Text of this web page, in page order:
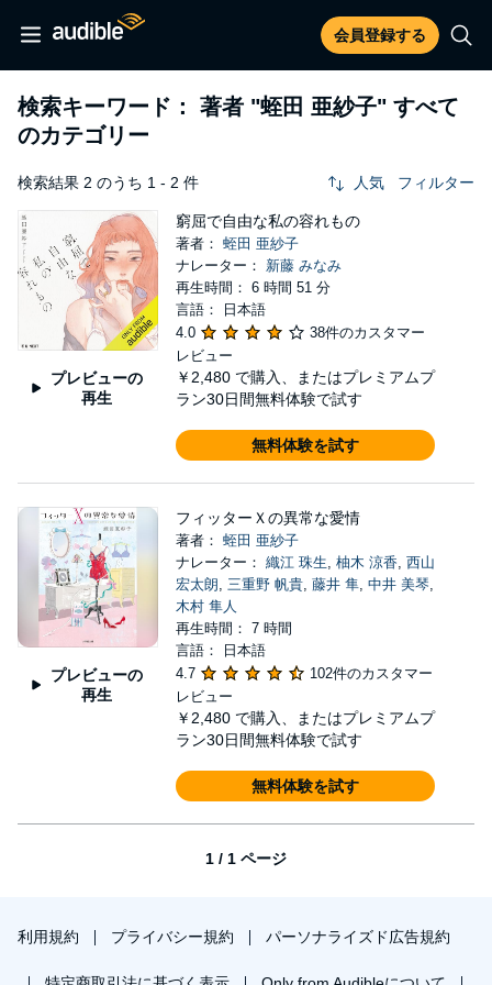
会員登録する
検索キーワード： 著者 "蛭田 亜紗子" すべて
のカテゴリー
検索結果 2 のうち 1 - 2 件 人気 フィルター
プレビューの
再生
窮屈で自由な私の容れもの
著者： 蛭田 亜紗子
ナレーター： 新藤 みなみ
再生時間： 6 時間 51 分
言語： 日本語
4.0
38件のカスタマー
レビュー
￥2,480 で購入、またはプレミアムプ
ラン30日間無料体験で試す
無料体験を試す
プレビューの
再生
フィッターＸの異常な愛情
著者： 蛭田 亜紗子
ナレーター： 織江 珠生, 柚木 涼香, 西山
宏太朗, 三重野 帆貴, 藤井 隼, 中井 美琴,
木村 隼人
再生時間： 7 時間
言語： 日本語
4.7
102件のカスタマー
レビュー
￥2,480 で購入、またはプレミアムプ
ラン30日間無料体験で試す
無料体験を試す
1 / 1 ページ
利用規約 プライバシー規約 パーソナライズド広告規約